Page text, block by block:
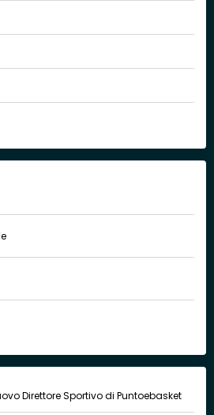
Direttore Sportivo di Puntoebasket